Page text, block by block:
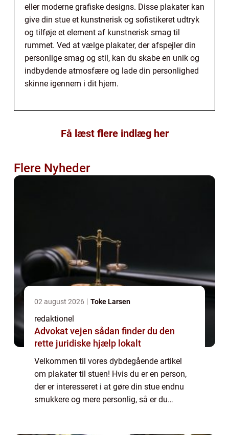
eller moderne grafiske designs. Disse plakater kan
give din stue et kunstnerisk og sofistikeret udtryk
og tilføje et element af kunstnerisk smag til
rummet. Ved at vælge plakater, der afspejler din
personlige smag og stil, kan du skabe en unik og
indbydende atmosfære og lade din personlighed
skinne igennem i dit hjem.
Få læst flere indlæg her
Flere Nyheder
02 august 2026 Toke Larsen
redaktionel
Advokat vejen sådan finder du den
rette juridiske hjælp lokalt
Velkommen til vores dybdegående artikel
om plakater til stuen! Hvis du er en person,
der er interesseret i at gøre din stue endnu
smukkere og mere personlig, så er du